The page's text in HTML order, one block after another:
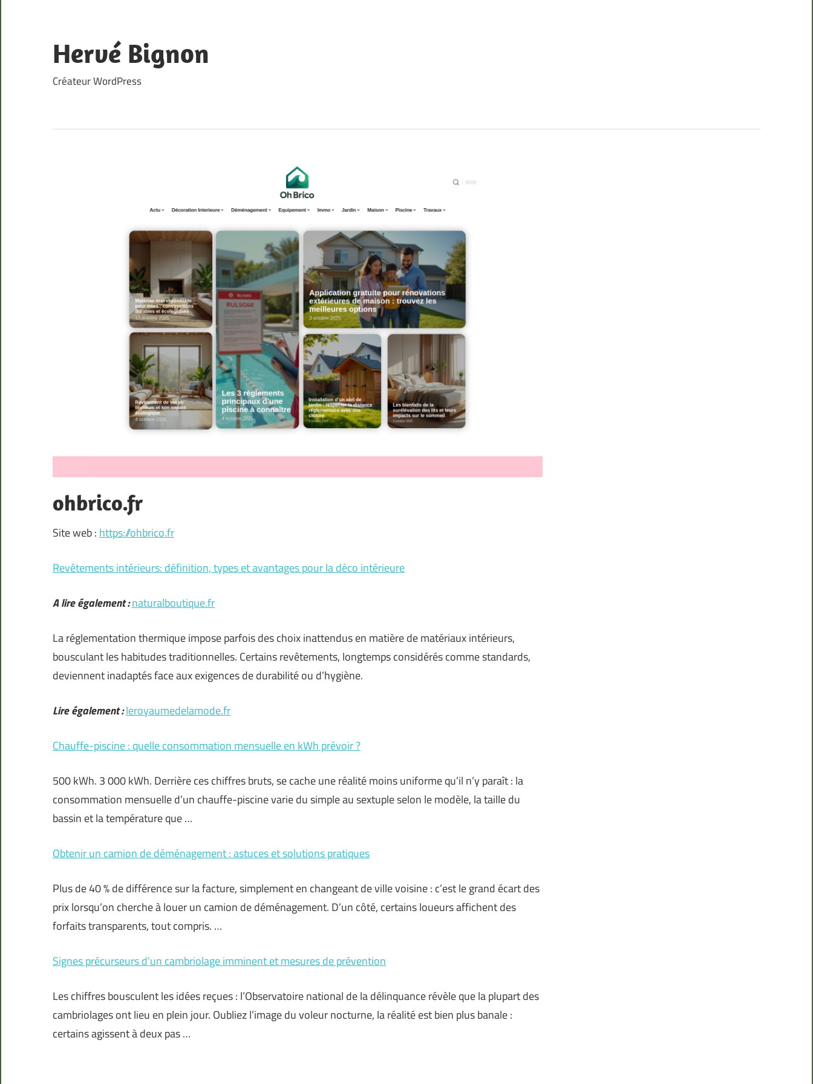
content
Hervé Bignon
Créateur WordPress
ohbrico.fr
Site web : https://ohbrico.fr
Revêtements intérieurs: définition, types et avantages pour la déco intérieure
A lire également :naturalboutique.fr
La réglementation thermique impose parfois des choix inattendus en matière de matériaux intérieurs,
bousculant les habitudes traditionnelles. Certains revêtements, longtemps considérés comme standards,
deviennent inadaptés face aux exigences de durabilité ou d’hygiène.
Lire également :leroyaumedelamode.fr
Chauffe-piscine : quelle consommation mensuelle en kWh prévoir ?
500 kWh. 3 000 kWh. Derrière ces chiffres bruts, se cache une réalité moins uniforme qu’il n’y paraît : la
consommation mensuelle d’un chauffe-piscine varie du simple au sextuple selon le modèle, la taille du
bassin et la température que …
Obtenir un camion de déménagement : astuces et solutions pratiques
Plus de 40 % de différence sur la facture, simplement en changeant de ville voisine : c’est le grand écart des
prix lorsqu’on cherche à louer un camion de déménagement. D’un côté, certains loueurs affichent des
forfaits transparents, tout compris. …
Signes précurseurs d’un cambriolage imminent et mesures de prévention
Les chiffres bousculent les idées reçues : l’Observatoire national de la délinquance révèle que la plupart des
cambriolages ont lieu en plein jour. Oubliez l’image du voleur nocturne, la réalité est bien plus banale :
certains agissent à deux pas …